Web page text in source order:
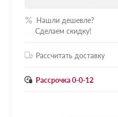
Нашли дешевле?
Сделаем скидку!
Рассчитать доставку
Рассрочка 0-0-12